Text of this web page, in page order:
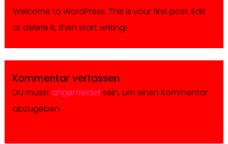
Welcome to WordPress. This is your first post. Edit
or delete it, then start writing!
Kommentar verfassen
Du musst angemeldetsein, um einen Kommentar
abzugeben.